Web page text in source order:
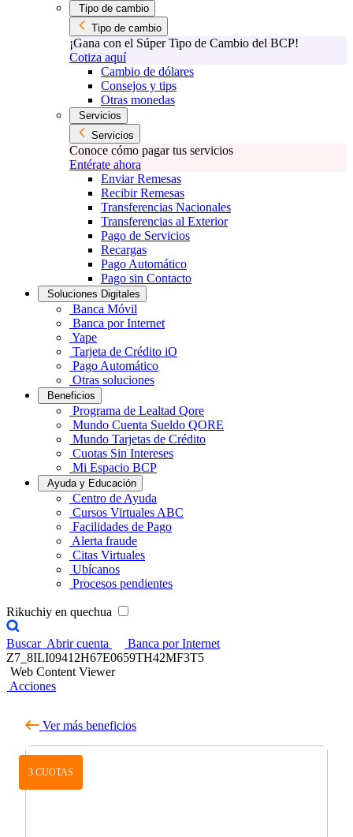
Tipo de cambio
Tipo de cambio
¡Gana con el Súper Tipo de Cambio del BCP!
Cotiza aquí
Cambio de dólares
Consejos y tips
Otras monedas
Servicios
Servicios
Conoce cómo pagar tus servicios
Entérate ahora
Enviar Remesas
Recibir Remesas
Transferencias Nacionales
Transferencias al Exterior
Pago de Servicios
Recargas
Pago Automático
Pago sin Contacto
Soluciones Digitales
Banca Móvil
Banca por Internet
Yape
Tarjeta de Crédito iO
Pago Automático
Otras soluciones
Beneficios
Programa de Lealtad Qore
Mundo Cuenta Sueldo QORE
Mundo Tarjetas de Crédito
Cuotas Sin Intereses
Mi Espacio BCP
Ayuda y Educación
Centro de Ayuda
Cursos Virtuales ABC
Facilidades de Pago
Alerta fraude
Citas Virtuales
Ubícanos
Procesos pendientes
Rikuchiy en quechua
Buscar Abrir cuenta
Banca por Internet
Z7_8ILI09412H67E0659TH42MF3T5
Web Content Viewer
Acciones
Ver más beneficios
3 CUOTAS